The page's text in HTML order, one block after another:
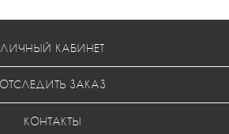
ЛИЧНЫЙ КАБИНЕТ
ОТСЛЕДИТЬ ЗАКАЗ
КОНТАКТЫ